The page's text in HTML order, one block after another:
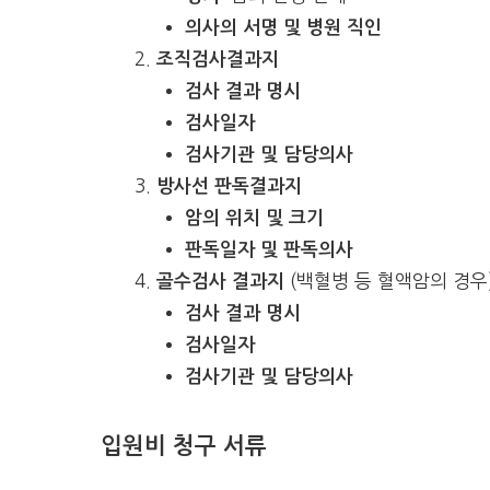
의사의 서명 및 병원 직인
조직검사결과지
검사 결과 명시
검사일자
검사기관 및 담당의사
방사선 판독결과지
암의 위치 및 크기
판독일자 및 판독의사
골수검사 결과지
(백혈병 등 혈액암의 경
검사 결과 명시
검사일자
검사기관 및 담당의사
입원비 청구 서류